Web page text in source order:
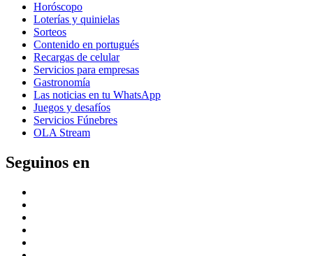
Horóscopo
Loterías y quinielas
Sorteos
Contenido en portugués
Recargas de celular
Servicios para empresas
Gastronomía
Las noticias en tu WhatsApp
Juegos y desafíos
Servicios Fúnebres
OLA Stream
Seguinos en